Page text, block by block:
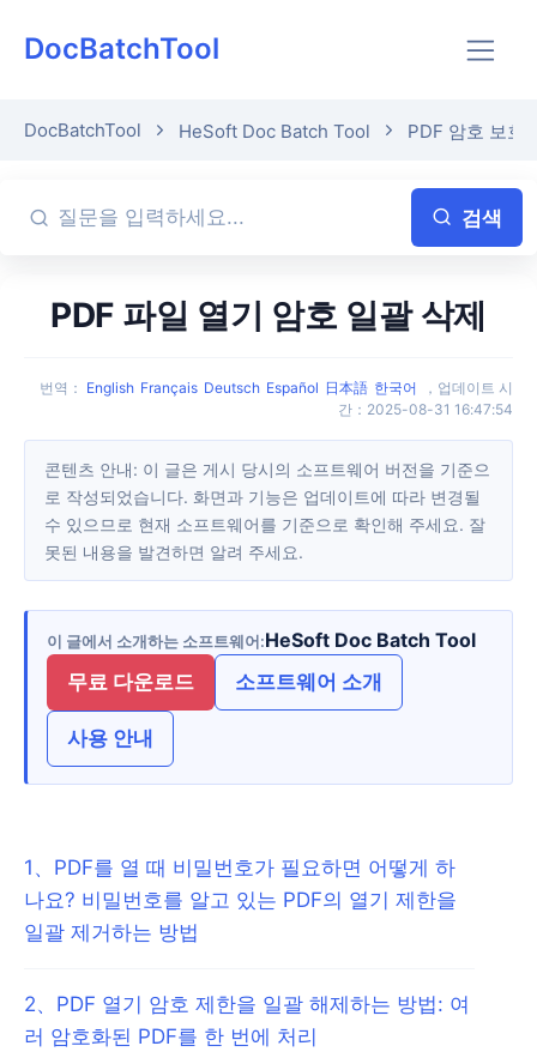
DocBatchTool
DocBatchTool HeSoft Doc Batch Tool PDF 암호 보호
검색
PDF 파일 열기 암호 일괄 삭제
번역 ： English Français Deutsch Español 日本語 한국어 ， 업데이트 시
간 ： 2025-08-31 16:47:54
콘텐츠 안내: 이 글은 게시 당시의 소프트웨어 버전을 기준으
로 작성되었습니다. 화면과 기능은 업데이트에 따라 변경될
수 있으므로 현재 소프트웨어를 기준으로 확인해 주세요. 잘
못된 내용을 발견하면 알려 주세요.
이 글에서 소개하는 소프트웨어 HeSoft Doc Batch Tool
무료 다운로드
소프트웨어 소개
사용 안내
1 、 PDF를 열 때 비밀번호가 필요하면 어떻게 하
나요? 비밀번호를 알고 있는 PDF의 열기 제한을
일괄 제거하는 방법
2、 PDF 열기 암호 제한을 일괄 해제하는 방법: 여
러 암호화된 PDF를 한 번에 처리